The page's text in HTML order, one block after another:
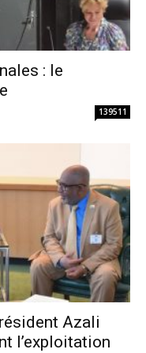
: le
139511
Azali
l’exploitation